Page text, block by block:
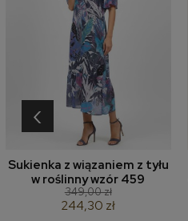
Sukienka z wiązaniem z tyłu
w roślinny wzór 459
349,00 zł
244,30 zł
‹